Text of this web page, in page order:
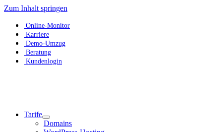
Zum Inhalt springen
Online-Monitor
Karriere
Demo-Umzug
Beratung
Kundenlogin
Tarife
Domains